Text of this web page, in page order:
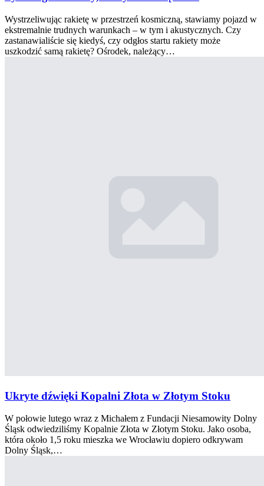
Wystrzeliwując rakietę w przestrzeń kosmiczną, stawiamy pojazd w
ekstremalnie trudnych warunkach – w tym i akustycznych. Czy
zastanawialiście się kiedyś, czy odgłos startu rakiety może
uszkodzić samą rakietę? Ośrodek, należący…
Ukryte dźwięki Kopalni Złota w Złotym Stoku
W połowie lutego wraz z Michałem z Fundacji Niesamowity Dolny
Śląsk odwiedziliśmy Kopalnie Złota w Złotym Stoku. Jako osoba,
która około 1,5 roku mieszka we Wrocławiu dopiero odkrywam
Dolny Śląsk,…